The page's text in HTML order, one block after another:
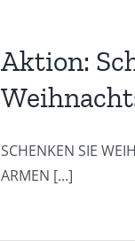
Aktion:
SCHENKEN SIE
ARMEN [...]